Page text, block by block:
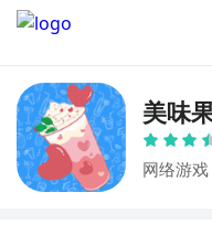
美味
网络游戏